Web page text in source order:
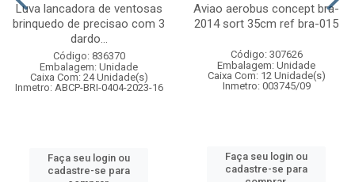
Luva lancadora de ventosas
brinquedo de precisao com 3
dardo...
Código: 836370
Embalagem: Unidade
Caixa Com: 24 Unidade(s)
Inmetro: ABCP-BRI-0404-2023-16
Faça seu login ou
cadastre-se para
Aviao aerobus concept bra-
2014 sort 35cm ref bra-015
Código: 307626
Embalagem: Unidade
Caixa Com: 12 Unidade(s)
Inmetro: 003745/09
Faça seu login ou
cadastre-se para